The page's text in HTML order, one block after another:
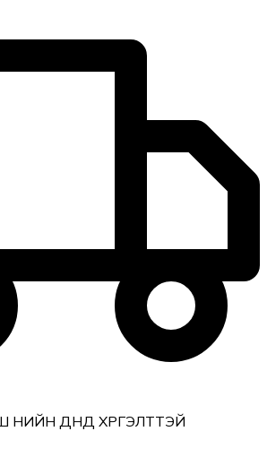
ДҮНД ХҮРГЭЛТТЭЙ